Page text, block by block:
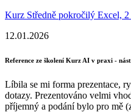
Kurz Středně pokročilý Excel,
12.01.2026
Reference ze školení Kurz AI v praxi -
Líbila se mi forma prezentace,
dotazy. Prezentováno velmi
příjemný a podání bylo pro mě